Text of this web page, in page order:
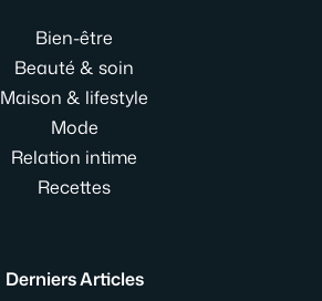
Bien-être
Beauté & soin
Maison & lifestyle
Mode
Relation intime
Recettes
Derniers Articles